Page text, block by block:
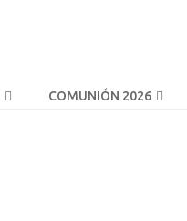
COMUNIÓN 2026